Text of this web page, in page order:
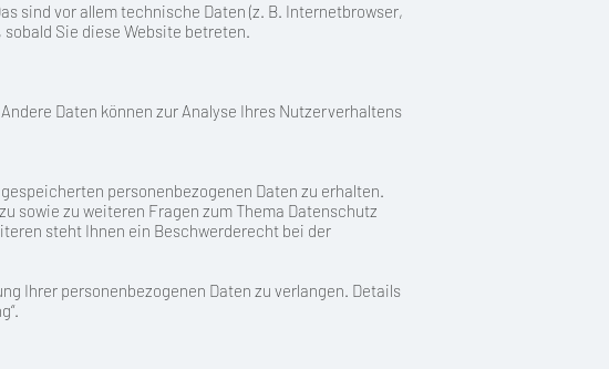
sind vor allem technische Daten (z. B. Internetbrowser,
Sie diese Website betreten.
Daten können zur Analyse Ihres Nutzerverhaltens
personenbezogenen Daten zu erhalten.
sowie zu weiteren Fragen zum Thema Datenschutz
steht Ihnen ein Beschwerderecht bei der
Ihrer personenbezogenen Daten zu verlangen. Details